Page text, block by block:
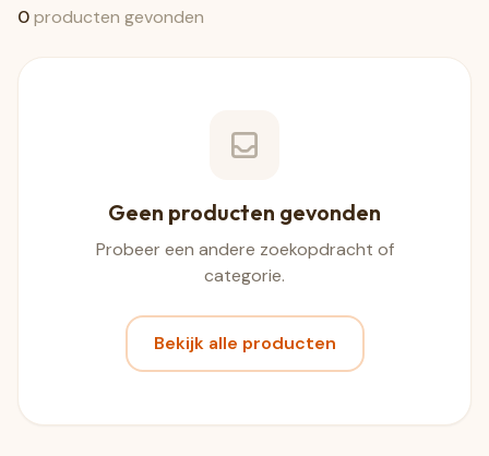
0producten gevonden
Geen producten gevonden
Probeer een andere zoekopdracht of
categorie.
Bekijk alle producten